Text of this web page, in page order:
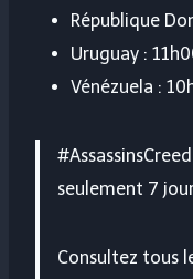
République
Uruguay :
Vénézuela :
seulement 7
Consultez tous